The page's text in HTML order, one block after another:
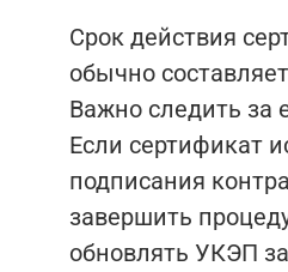
Срок действия
обычно
Важно следить за
Если сертификат
подписания
завершить
обновлять УКЭП